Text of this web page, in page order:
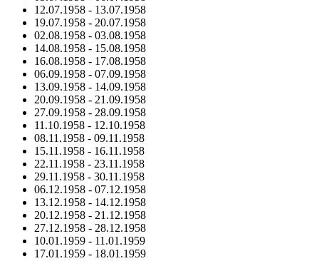
12.07.1958 - 13.07.1958
19.07.1958 - 20.07.1958
02.08.1958 - 03.08.1958
14.08.1958 - 15.08.1958
16.08.1958 - 17.08.1958
06.09.1958 - 07.09.1958
13.09.1958 - 14.09.1958
20.09.1958 - 21.09.1958
27.09.1958 - 28.09.1958
11.10.1958 - 12.10.1958
08.11.1958 - 09.11.1958
15.11.1958 - 16.11.1958
22.11.1958 - 23.11.1958
29.11.1958 - 30.11.1958
06.12.1958 - 07.12.1958
13.12.1958 - 14.12.1958
20.12.1958 - 21.12.1958
27.12.1958 - 28.12.1958
10.01.1959 - 11.01.1959
17.01.1959 - 18.01.1959